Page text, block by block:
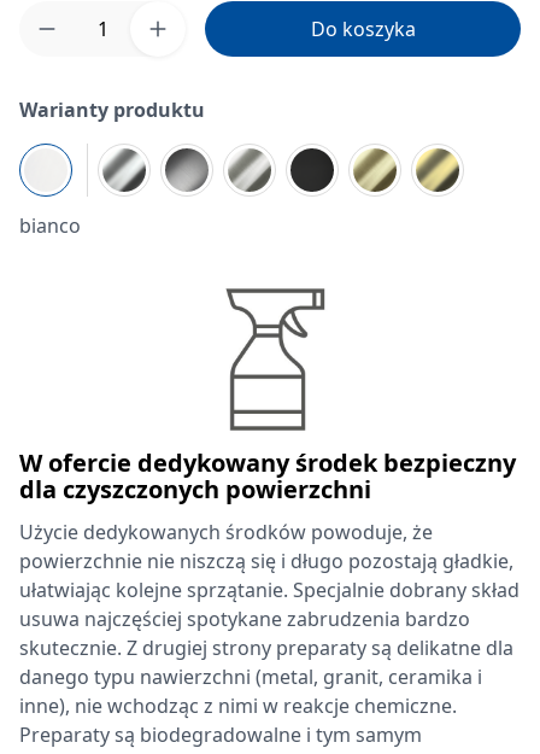
W ofercie dedykowany środek bezpieczny
dla czyszczonych powierzchni
Użycie dedykowanych środków powoduje, że
powierzchnie nie niszczą się i długo pozostają gładkie,
ułatwiając kolejne sprzątanie. Specjalnie dobrany skład
usuwa najczęściej spotykane zabrudzenia bardzo
skutecznie. Z drugiej strony preparaty są delikatne dla
danego typu nawierzchni (metal, granit, ceramika i
inne), nie wchodząc z nimi w reakcje chemiczne.
Preparaty są biodegradowalne i tym samym
Ilość produktu: Wprowadź żądaną ilość
Do koszyka
Warianty produktu
bianco